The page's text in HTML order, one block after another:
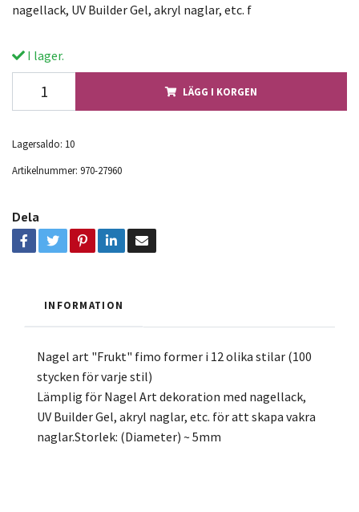
nagellack, UV Builder Gel, akryl naglar, etc. f
I lager.
LÄGG I KORGEN
Lagersaldo: 10
Artikelnummer: 970-27960
Dela
INFORMATION
Nagel art "Frukt" fimo former i 12 olika stilar (100
stycken för varje stil)
Lämplig för Nagel Art dekoration med nagellack,
UV Builder Gel, akryl naglar, etc. för att skapa vakra
naglar.Storlek: (Diameter) ~ 5mm